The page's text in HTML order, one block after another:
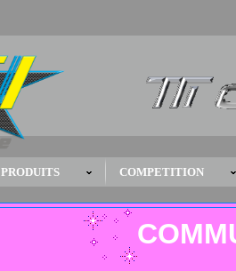
PRODUITS COMPETITION